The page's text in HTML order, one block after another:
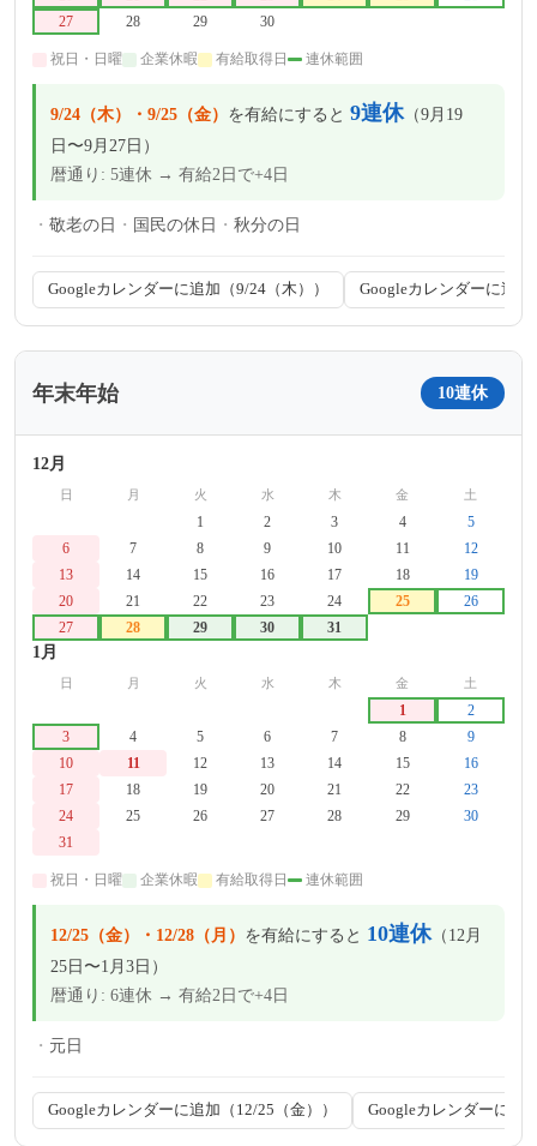
27
28 29 30
祝日・日曜 企業休暇 有給取得日 連休範囲
9/24（木）・9/25（金） を有給にすると 9連休（9月19
日〜9月27日）
暦通り: 5連休 → 有給2日で+4日
敬老の日 国民の休日 秋分の日
Googleカレンダーに追加（9/24（木）） Googleカレンダーに追
年末年始 10連休
12月
日 月 火 水 木 金
土
1 2 3 4
5
6
7 8 9 10 11
12
13
14 15 16 17 18
19
20
21 22 23 24 25
26
27
28 29 30 31
1月
日 月 火 水 木 金
土
1
2
3
4 5 6 7 8
9
10
11 12 13 14 15
16
17
18 19 20 21 22
23
24
25 26 27 28 29
30
31
祝日・日曜 企業休暇 有給取得日 連休範囲
12/25（金）・12/28（月） を有給にすると 10連休（12月
25日〜1月3日）
暦通り: 6連休 → 有給2日で+4日
元日
Googleカレンダーに追加（12/25（金）） Googleカレンダーに追